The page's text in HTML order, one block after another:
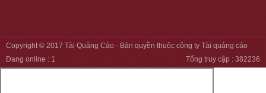
Copyright © 2017 Tài Quảng Cáo - Bản quyền thuộc công ty Tài quảng cáo
Tổng truy cập : 382236
Đang online : 1